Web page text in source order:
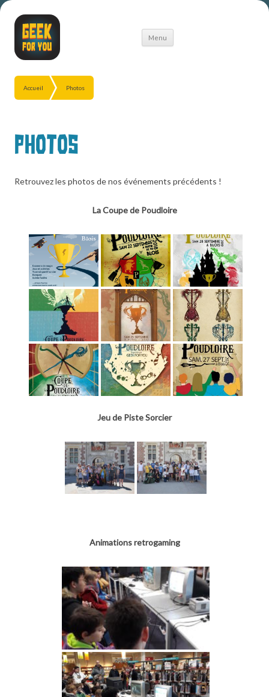
Menu
Aller
Accueil Photos
Photos
Retrouvez les photos de nos événements précédents !
La Coupe de Poudloire
Jeu de Piste Sorcier
Animations retrogaming